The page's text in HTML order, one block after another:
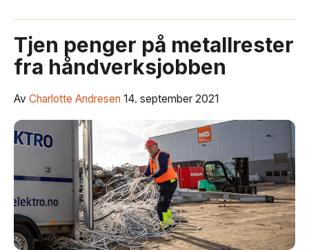
Tjen penger på metallrester
fra håndverksjobben
Av Charlotte Andresen 14. september 2021